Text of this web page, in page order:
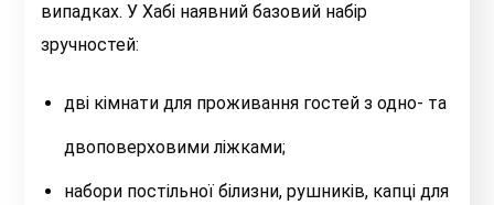
випадках. У Хабі наявний базовий набір
зручностей:
дві кімнати для проживання гостей з одно- та
двоповерховими ліжками;
набори постільної білизни, рушників, капці для